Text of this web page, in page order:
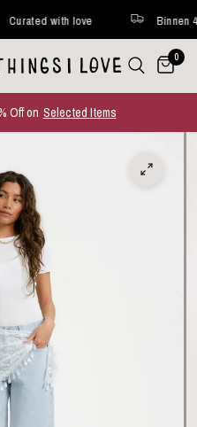
with love Binnen 48
0
Off on Selected Items